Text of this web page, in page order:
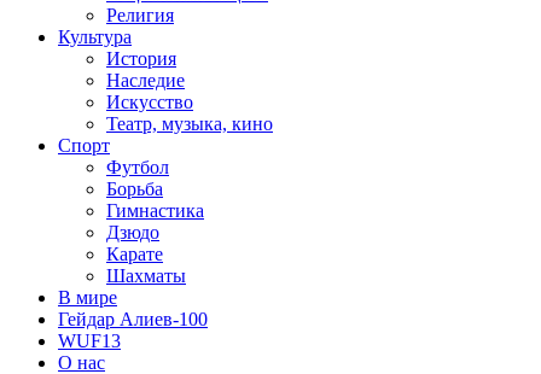
Религия
Культура
История
Наследие
Искусство
Театр, музыка, кино
Спорт
Футбол
Борьба
Гимнастика
Дзюдо
Карате
Шахматы
В мире
Гейдар Алиев-100
WUF13
О нас